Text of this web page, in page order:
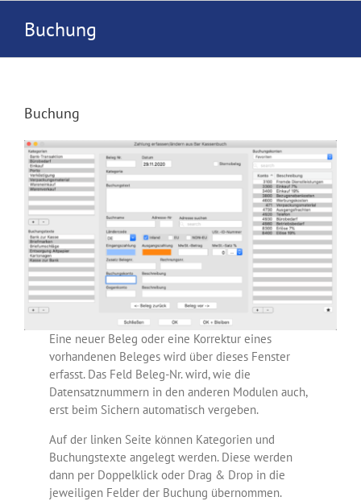
InhaltBuchung
Buchung
Eine neuer Beleg oder eine Korrektur eines
vorhandenen Beleges wird über dieses Fenster
erfasst. Das Feld Beleg-Nr. wird, wie die
Datensatznummern in den anderen Modulen auch,
erst beim Sichern automatisch vergeben.
Auf der linken Seite können Kategorien und
Buchungstexte angelegt werden. Diese werden
dann per Doppelklick oder Drag & Drop in die
jeweiligen Felder der Buchung übernommen.